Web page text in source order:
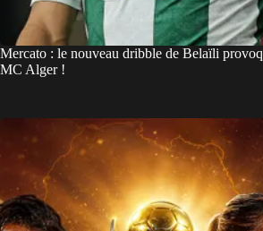
Mercato : le nouveau dribble de Belaïli
MC Alger !